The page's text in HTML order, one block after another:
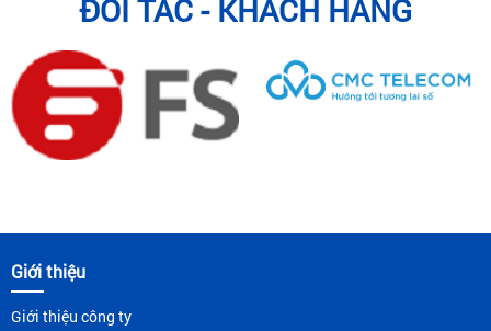
ĐỐI TÁC - KHÁCH HÀNG
Giới thiệu
Giới thiệu công ty